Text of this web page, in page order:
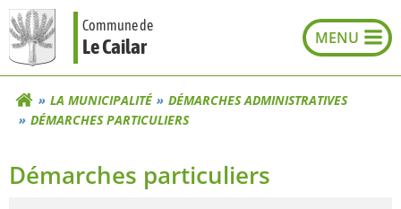
Aller
au
contenu
Commune de
Le Cailar
LA MUNICIPALITÉ
DÉMARCHES ADMINISTRATIVES
DÉMARCHES PARTICULIERS
Démarches particuliers